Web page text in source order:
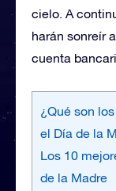
cielo. A
harán sonreír
cuenta
¿Qué son
el Día de la
Los 10
de la Madre